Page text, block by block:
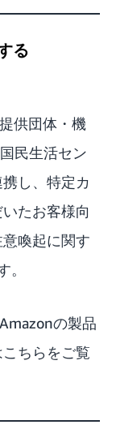
る
供団体・機
民生活セン
し、特定カ
たお客様向
喚起に関す
。
の製品
ちら をご覧